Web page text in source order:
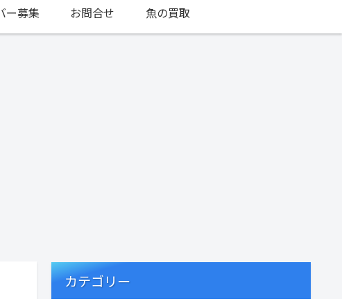
ー募集 お問合せ 魚の買取
カテゴリー